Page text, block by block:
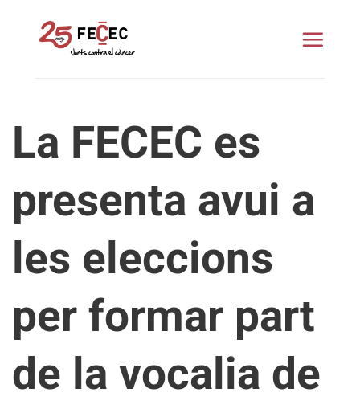
La FECEC es
presenta avui a
les eleccions
per formar part
de la vocalia de